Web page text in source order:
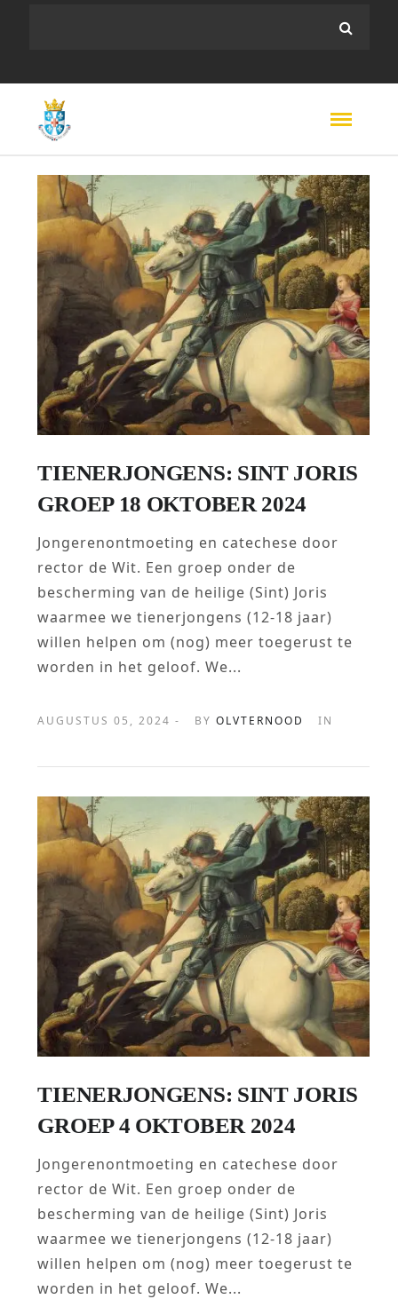
TIENERJONGENS: SINT JORIS
GROEP 18 OKTOBER 2024
Jongerenontmoeting en catechese door
rector de Wit. Een groep onder de
bescherming van de heilige (Sint) Joris
waarmee we tienerjongens (12-18 jaar)
willen helpen om (nog) meer toegerust te
worden in het geloof. We...
AUGUSTUS 05, 2024 - BYOLVTERNOOD IN
TIENERJONGENS: SINT JORIS
GROEP 4 OKTOBER 2024
Jongerenontmoeting en catechese door
rector de Wit. Een groep onder de
bescherming van de heilige (Sint) Joris
waarmee we tienerjongens (12-18 jaar)
willen helpen om (nog) meer toegerust te
worden in het geloof. We...